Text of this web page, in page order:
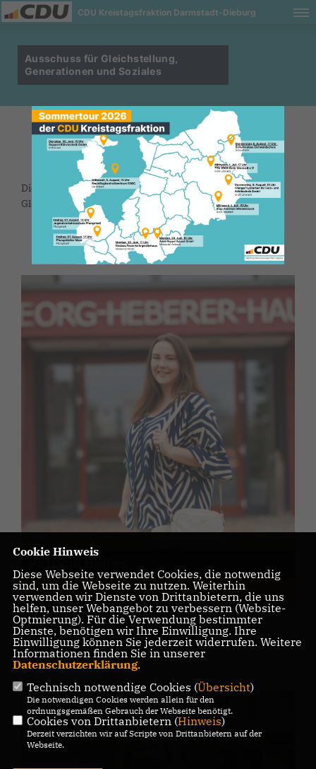
CDU Kreistagsfraktion Darmstadt-Dieburg
Ausschuss für Gleichstellung,
Generationen und Soziales
Die CDU hat 4 Mitglieder im 15-köpfigen Ausschuss für
Gleichstellung, Generationen und Soziales.
Arbeitskreisvorsitzende
Cookie Hinweis
Diese Webseite verwendet Cookies, die notwendig
sind, um die Webseite zu nutzen. Weiterhin
verwenden wir Dienste von Drittanbietern, die uns
helfen, unser Webangebot zu verbessern (Website-
Optmierung). Für die Verwendung bestimmter
Dienste, benötigen wir Ihre Einwilligung. Ihre
Einwilligung können Sie jederzeit widerrufen. Weitere
Informationen finden Sie in unserer
Datenschutzerklärung.
Technisch notwendige Cookies (Übersicht)
Die notwendigen Cookies werden allein für den
ordnungsgemäßen Gebrauch der Webseite benötigt.
Cookies von Drittanbietern (Hinweis)
Derzeit verzichten wir auf Scripte von Drittanbietern auf der
Webseite.